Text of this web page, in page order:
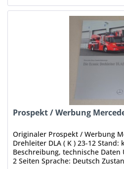
Prospekt / Werbung
Originaler Prospekt / Werbung
Drehleiter DLA ( K ) 23-12
Beschreibung, technische Daten
2 Seiten Sprache: Deutsch